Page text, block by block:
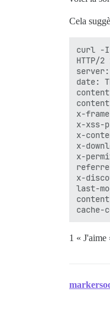
Cela
curl -I
HTTP/2
date:
x-
x-xss-
x-
x-
x-
x-
last-
1 « J'aime